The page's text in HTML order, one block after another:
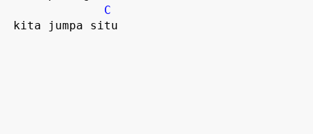
C
kita jumpa situ